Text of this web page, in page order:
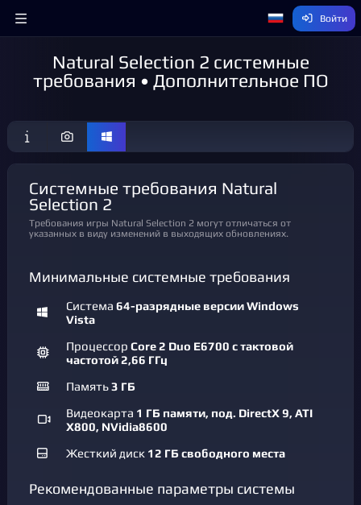
Войти
Natural Selection 2 системные
требования • Дополнительное ПО
Системные требования Natural
Selection 2
Требования игры Natural Selection 2 могут отличаться от
указанных в виду изменений в выходящих обновлениях.
Минимальные системные требования
Система 64-разрядные версии Windows
Vista
Процессор Core 2 Duo E6700 с тактовой
частотой 2,66 ГГц
Память3 ГБ
Видеокарта 1 ГБ памяти, под. DirectX 9, ATI
X800, NVidia8600
Жесткий диск 12 ГБ свободного места
Рекомендованные параметры системы